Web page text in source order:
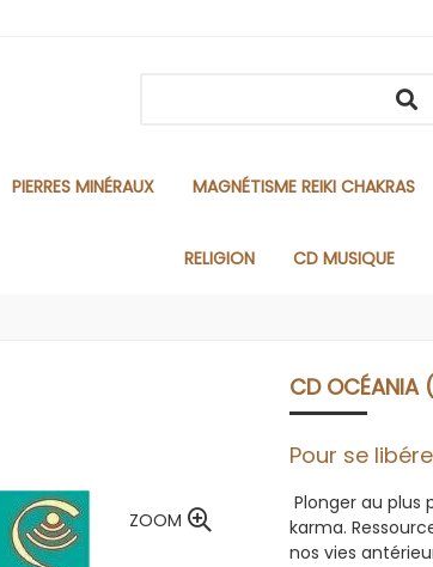
PIERRES MINÉRAUX MAGNÉTISME REIKI CHAKRAS
RELIGION CD MUSIQUE
CD OCÉANIA
Pour se
ZOOM
Plonger au plus
karma.
nos vies